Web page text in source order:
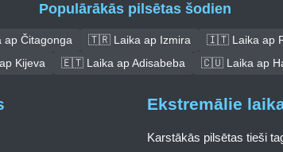
Populārākās pilsētas šodien
Čitagonga 🇹🇷 Laika ap Izmira 🇮🇹 Laika ap
Kijeva 🇪🇹 Laika ap Adisabeba 🇨🇺 Laika ap
Ekstremālie
Karstākās pilsētas tieši